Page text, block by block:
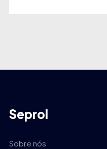
Seprol
Sobre nós